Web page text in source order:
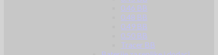
0.46 BB
0.48 BB
0.49 BB
0.50 BB
Tracer BB